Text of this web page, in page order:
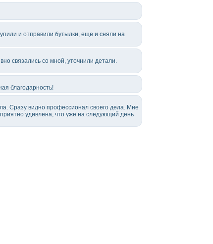
и отправили бутылки, еще и сняли на
связались со мной, уточнили детали.
благодарность!
Сразу видно профессионал своего дела. Мне
удивлена, что уже на следующий день